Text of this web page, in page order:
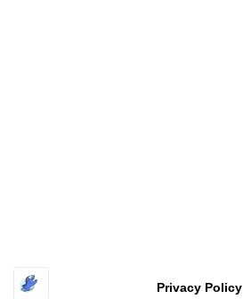
Privacy Policy